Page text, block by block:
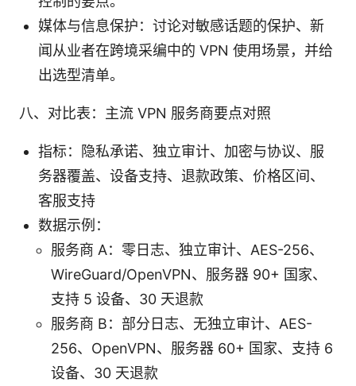
媒体与信息保护：讨论对敏感话题的保护、新
闻从业者在跨境采编中的 VPN 使用场景，并给
出选型清单。
八、对比表：主流 VPN 服务商要点对照
指标：隐私承诺、独立审计、加密与协议、服
务器覆盖、设备支持、退款政策、价格区间、
客服支持
数据示例：
服务商 A：零日志、独立审计、AES-256、
WireGuard/OpenVPN、服务器 90+ 国家、
支持 5 设备、30 天退款
服务商 B：部分日志、无独立审计、AES-
256、OpenVPN、服务器 60+ 国家、支持 6
设备、30 天退款